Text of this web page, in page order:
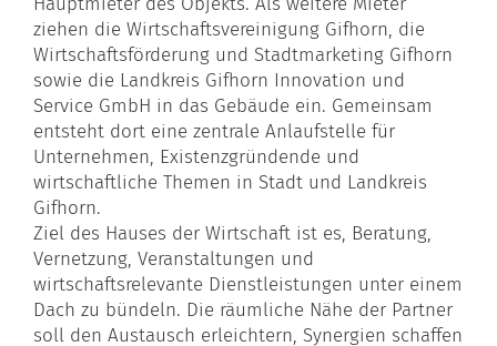
ziehen die Wirtschaftsvereinigung Gifhorn, die
Wirtschaftsförderung und Stadtmarketing Gifhorn
sowie die Landkreis Gifhorn Innovation und
Service GmbH in das Gebäude ein. Gemeinsam
entsteht dort eine zentrale Anlaufstelle für
Unternehmen, Existenzgründende und
wirtschaftliche Themen in Stadt und Landkreis
Gifhorn.
Ziel des Hauses der Wirtschaft ist es, Beratung,
Vernetzung, Veranstaltungen und
wirtschaftsrelevante Dienstleistungen unter einem
Dach zu bündeln. Die räumliche Nähe der Partner
soll den Austausch erleichtern, Synergien schaffen